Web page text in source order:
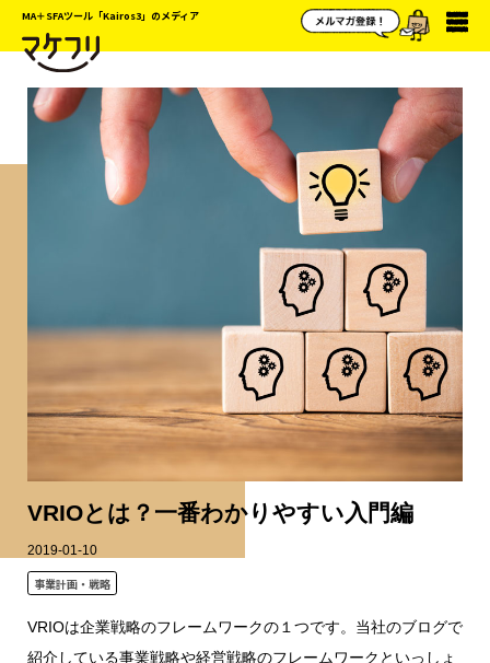
MA＋SFAツール「Kairos3」のメディア
VRIOとは？一番わかりやすい入門編
2019-01-10
事業計画・戦略
VRIOは企業戦略のフレームワークの１つです。当社のブログで
紹介している事業戦略や経営戦略のフレームワークといっしょ